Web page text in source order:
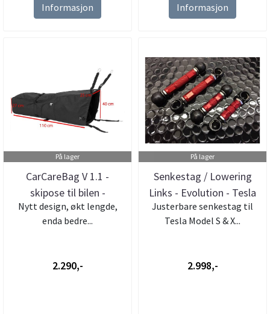
Informasjon Informasjon
På lager
CarCareBag V 1.1 -
skipose til bilen -
oppgradert ...
Nytt design, økt lengde,
enda bedre...
2.290,-
På lager
Senkestag / Lowering
Links - Evolution - Tesla
Mod...
Justerbare senkestag til
Tesla Model S & X...
2.998,-